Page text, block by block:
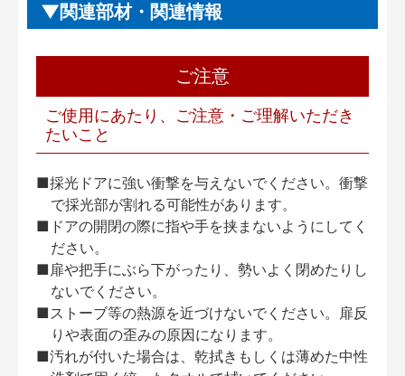
関連部材・関連情報
ご注意
ご使用にあたり、ご注意・ご理解いただき
たいこと
■採光ドアに強い衝撃を与えないでください。衝撃
で採光部が割れる可能性があります。
■ドアの開閉の際に指や手を挟まないようにしてく
ださい。
■扉や把手にぶら下がったり、勢いよく閉めたりし
ないでください。
■ストーブ等の熱源を近づけないでください。扉反
りや表面の歪みの原因になります。
■汚れが付いた場合は、乾拭きもしくは薄めた中性